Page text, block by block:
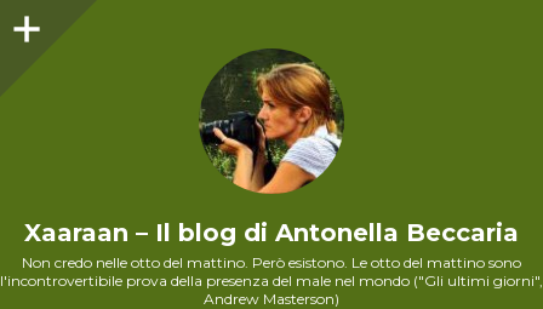
Xaaraan – Il blog di Antonella Beccaria
Non credo nelle otto del mattino. Però esistono. Le otto del mattino sono
l'incontrovertibile prova della presenza del male nel mondo ("Gli ultimi giorni",
Andrew Masterson)